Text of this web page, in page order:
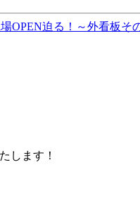
OPEN迫る！～外看板そ
します！